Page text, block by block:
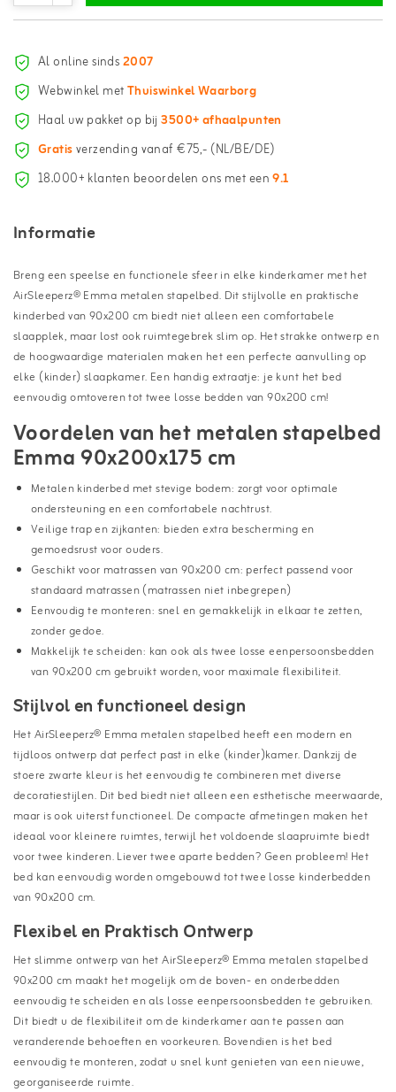
Al online sinds2007
Webwinkel metThuiswinkel Waarborg
Haal uw pakket op bij3500+ afhaalpunten
Gratisverzending vanaf €75,- (NL/BE/DE)
18.000+ klanten beoordelen ons met een9.1
Informatie
Breng een speelse en functionele sfeer in elke kinderkamer met het
AirSleeperz® Emma metalen stapelbed. Dit stijlvolle en praktische
kinderbed van 90x200 cm biedt niet alleen een comfortabele
slaapplek, maar lost ook ruimtegebrek slim op. Het strakke ontwerp en
de hoogwaardige materialen maken het een perfecte aanvulling op
elke (kinder) slaapkamer. Een handig extraatje: je kunt het bed
eenvoudig omtoveren tot twee losse bedden van 90x200 cm!
Voordelen van het metalen stapelbed
Emma 90x200x175 cm
Metalen kinderbed met stevige bodem: zorgt voor optimale
ondersteuning en een comfortabele nachtrust.
Veilige trap en zijkanten: bieden extra bescherming en
gemoedsrust voor ouders.
Geschikt voor matrassen van 90x200 cm: perfect passend voor
standaard matrassen (matrassen niet inbegrepen)
Eenvoudig te monteren: snel en gemakkelijk in elkaar te zetten,
zonder gedoe.
Makkelijk te scheiden: kan ook als twee losse eenpersoonsbedden
van 90x200 cm gebruikt worden, voor maximale flexibiliteit.
Stijlvol en functioneel design
Het AirSleeperz® Emma metalen stapelbed heeft een modern en
tijdloos ontwerp dat perfect past in elke (kinder)kamer. Dankzij de
stoere zwarte kleur is het eenvoudig te combineren met diverse
decoratiestijlen. Dit bed biedt niet alleen een esthetische meerwaarde,
maar is ook uiterst functioneel. De compacte afmetingen maken het
ideaal voor kleinere ruimtes, terwijl het voldoende slaapruimte biedt
voor twee kinderen. Liever twee aparte bedden? Geen probleem! Het
bed kan eenvoudig worden omgebouwd tot twee losse kinderbedden
van 90x200 cm.
Flexibel en Praktisch Ontwerp
Het slimme ontwerp van het AirSleeperz® Emma metalen stapelbed
90x200 cm maakt het mogelijk om de boven- en onderbedden
eenvoudig te scheiden en als losse eenpersoonsbedden te gebruiken.
Dit biedt u de flexibiliteit om de kinderkamer aan te passen aan
veranderende behoeften en voorkeuren. Bovendien is het bed
eenvoudig te monteren, zodat u snel kunt genieten van een nieuwe,
georganiseerde ruimte.